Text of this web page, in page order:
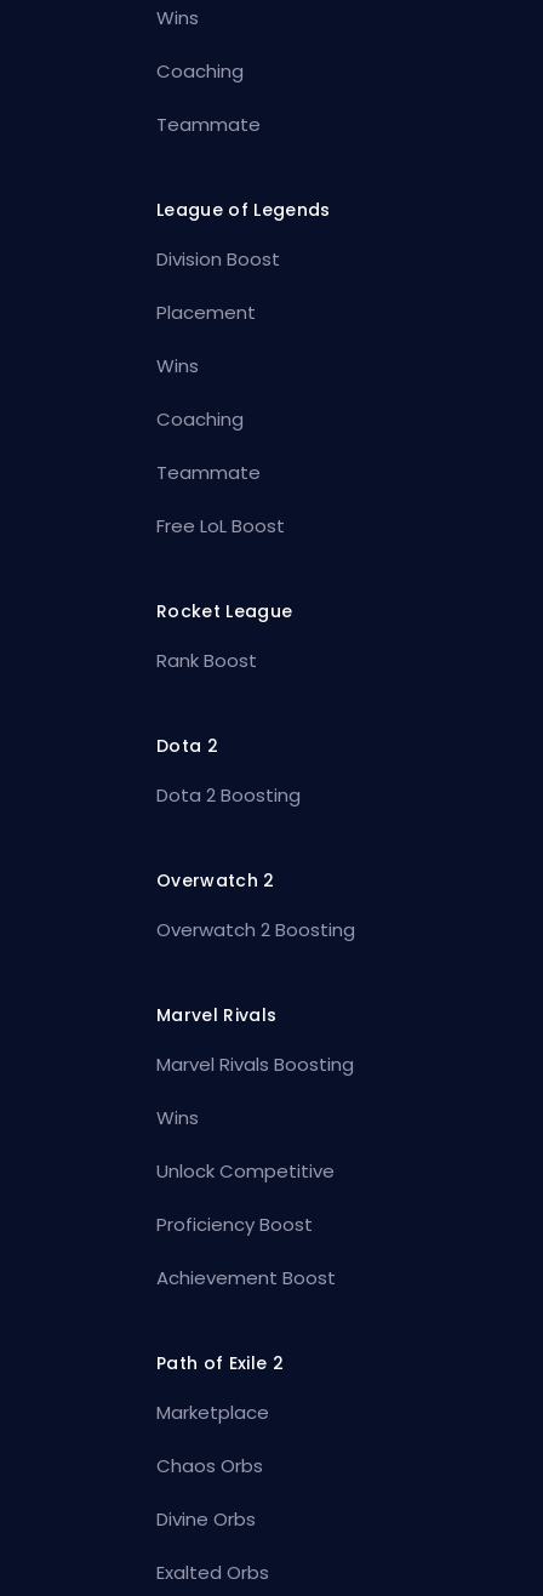
Wins
Coaching
Teammate
League of Legends
Division Boost
Placement
Wins
Coaching
Teammate
Free LoL Boost
Rocket League
Rank Boost
Dota 2
Dota 2 Boosting
Overwatch 2
Overwatch 2 Boosting
Marvel Rivals
Marvel Rivals Boosting
Wins
Unlock Competitive
Proficiency Boost
Achievement Boost
Path of Exile 2
Marketplace
Chaos Orbs
Divine Orbs
Exalted Orbs